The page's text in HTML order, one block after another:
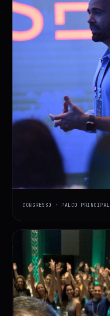
CONGRESSO · PALCO PRINCIPAL